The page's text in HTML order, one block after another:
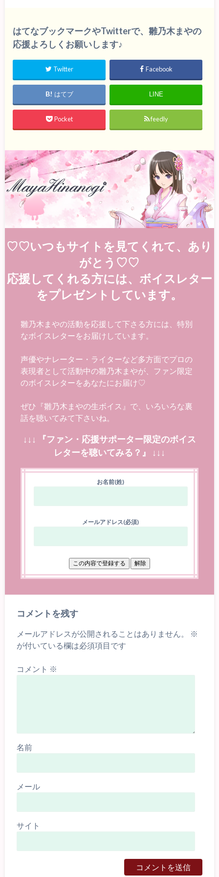
はてなブックマークやTwitterで、雛乃木まやの
応援よろしくお願いします♪
Twitter Facebook
はてブ LINE
Pocket feedly
♡♡いつもサイトを見てくれて、あり
がとう♡♡
応援してくれる方には、ボイスレター
をプレゼントしています。
雛乃木まやの活動を応援して下さる方には、特別
なボイスレターをお届けしています。
声優やナレーター・ライターなど多方面でプロの
表現者として活動中の雛乃木まやが、ファン限定
のボイスレターをあなたにお届け♡
ぜひ『雛乃木まやの生ボイス』で、いろいろな裏
話を聴いてみて下さいね。
↓↓↓ 『ファン・応援サポーター限定のボイス
レターを聴いてみる？』 ↓↓↓
お名前(姓)
メールアドレス(必須)
コメントを残す
メールアドレスが公開されることはありません。
※
が付いている欄は必須項目です
コメント ※
名前
メール
サイト